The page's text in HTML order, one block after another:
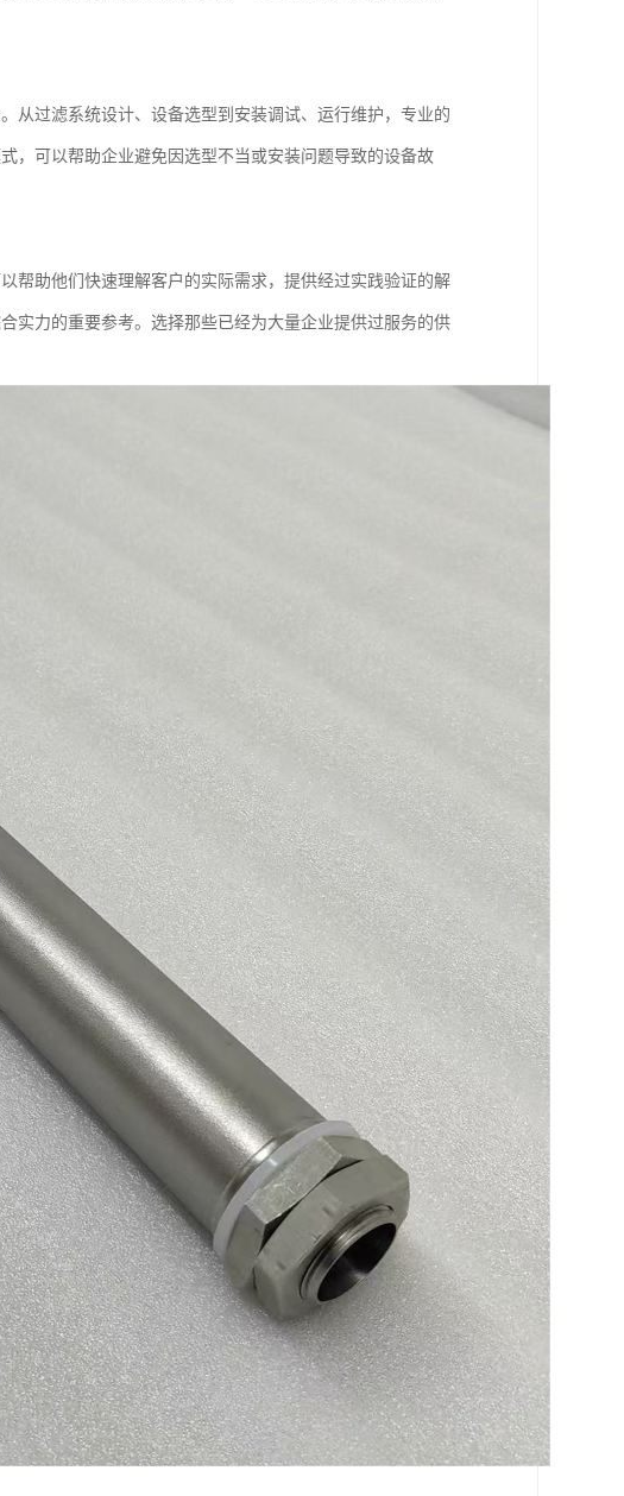
从过滤系统设计、设备选型到安装调试、运行维护，专业的
，可以帮助企业避免因选型不当或安装问题导致的设备故
帮助他们快速理解客户的实际需求，提供经过实践验证的解
实力的重要参考。选择那些已经为大量企业提供过服务的供